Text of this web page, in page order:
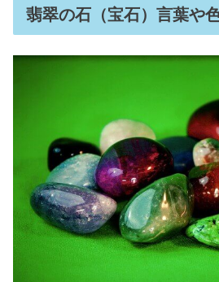
翡翠の石（宝石）言葉や